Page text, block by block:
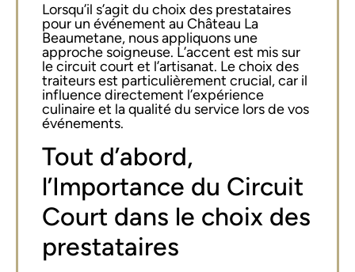
Lorsqu’il s’agit du choix des prestataires
pour un événement au Château La
Beaumetane, nous appliquons une
approche soigneuse. L’accent est mis sur
le circuit court et l’artisanat. Le choix des
traiteurs est particulièrement crucial, car il
influence directement l’expérience
culinaire et la qualité du service lors de vos
événements.
Tout d’abord,
l’Importance du Circuit
Court dans le choix des
prestataires